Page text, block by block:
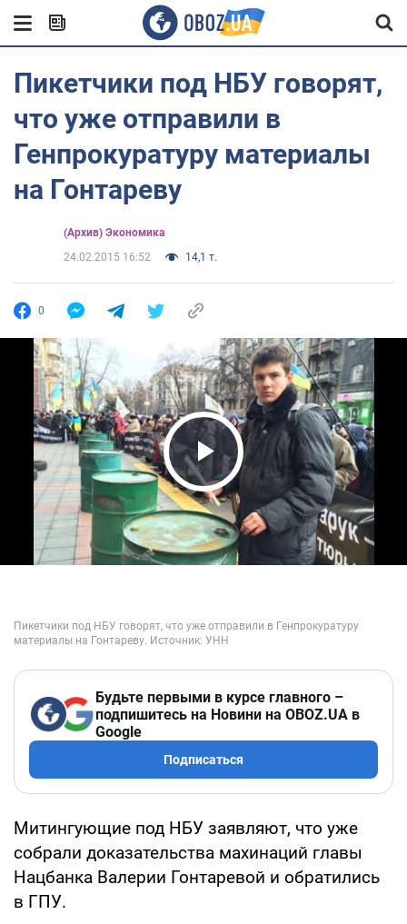
Пикетчики под НБУ говорят,
что уже отправили в
Генпрокуратуру материалы
на Гонтареву
(Архив) Экономика
24.02.2015 16:52
14,1 т.
0
Play Video
Будьте первыми в курсе главного –
подпишитесь на Новини на OBOZ.UA в
Google
Подписаться
Митингующие под НБУ заявляют, что уже
собрали доказательства махинаций главы
Нацбанка Валерии Гонтаревой и обратились
в ГПУ.